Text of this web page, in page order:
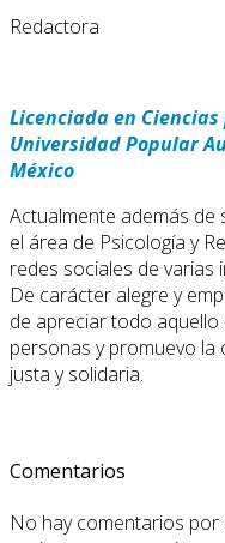
Redactora
Licenciada en
Universidad Popular
México
Actualmente además de
el área de Psicología y
redes sociales de varias
De carácter alegre y
de apreciar todo
personas y promuevo
justa y solidaria.
Comentarios
No hay comentarios por